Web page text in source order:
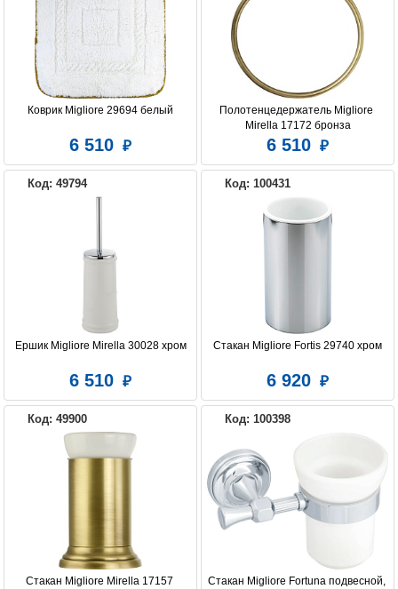
Коврик Migliore 29694 белый
6 510
Полотенцедержатель Migliore
Mirella 17172 бронза
6 510
Код: 49794
Ершик Migliore Mirella 30028 хром
6 510
Код: 100431
Стакан Migliore Fortis 29740 хром
6 920
Код: 49900
Стакан Migliore Mirella 17157
Код: 100398
Стакан Migliore Fortuna подвесной,